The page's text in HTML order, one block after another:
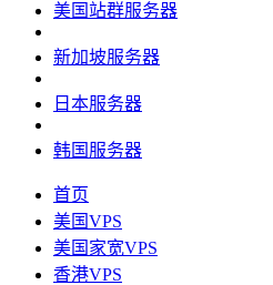
美国站群服务器
新加坡服务器
日本服务器
韩国服务器
首页
美国VPS
美国家宽VPS
香港VPS